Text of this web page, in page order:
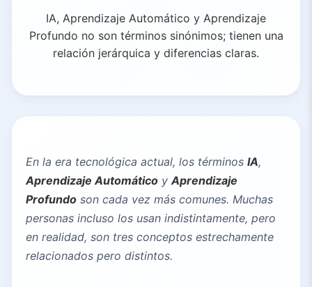
IA, Aprendizaje Automático y Aprendizaje
Profundo no son términos sinónimos; tienen una
relación jerárquica y diferencias claras.
En la era tecnológica actual, los términos IA,
Aprendizaje Automático yAprendizaje
Profundo son cada vez más comunes. Muchas
personas incluso los usan indistintamente, pero
en realidad, son tres conceptos estrechamente
relacionados pero distintos.